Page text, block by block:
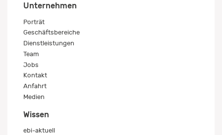
Unternehmen
Porträt
Geschäftsbereiche
Dienstleistungen
Team
Jobs
Kontakt
Anfahrt
Medien
Wissen
ebi-aktuell